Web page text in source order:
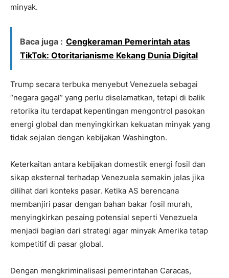
minyak.
Baca juga : Cengkeraman Pemerintah atas
TikTok: Otoritarianisme Kekang Dunia Digital
Trump secara terbuka menyebut Venezuela sebagai
“negara gagal” yang perlu diselamatkan, tetapi di balik
retorika itu terdapat kepentingan mengontrol pasokan
energi global dan menyingkirkan kekuatan minyak yang
tidak sejalan dengan kebijakan Washington.
Keterkaitan antara kebijakan domestik energi fosil dan
sikap eksternal terhadap Venezuela semakin jelas jika
dilihat dari konteks pasar. Ketika AS berencana
membanjiri pasar dengan bahan bakar fosil murah,
menyingkirkan pesaing potensial seperti Venezuela
menjadi bagian dari strategi agar minyak Amerika tetap
kompetitif di pasar global.
Dengan mengkriminalisasi pemerintahan Caracas,